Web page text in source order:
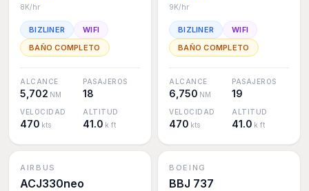
8K/hr
BIZLINER
WIFI
BAÑO COMPLETO
ALCANCE
5,702 NM
PASAJEROS
18
VELOCIDAD
470 kts
ALTITUD
41.0 k ft
9K/hr
BIZLINER
WIFI
BAÑO COMPLETO
ALCANCE
6,750 NM
PASAJEROS
19
VELOCIDAD
470 kts
ALTITUD
41.0 k ft
AIRBUS
ACJ330neo
BOEING
BBJ 737